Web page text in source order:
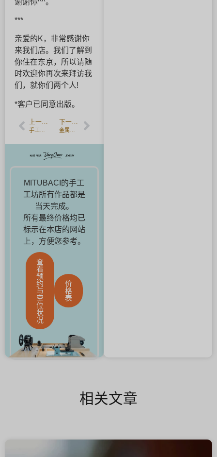
***
亲爱的K，非常感谢你
来我们店。我们了解到
你住在东京，所以请随
时欢迎你再次来拜访我
们，就你们两个人!
*客户已同意出版。
上一篇文章 下一篇文章
MITUBACI的手工
工坊所有作品都是
当天完成。
所有最终价格均已
标示在本店的网站
上，方便您参考。
查
看
预
约
与
空
位
状
况
价
格
表
相关文章